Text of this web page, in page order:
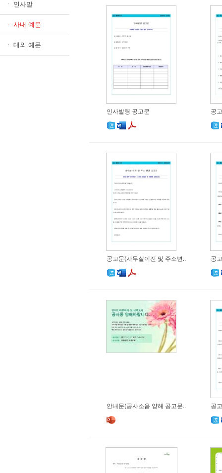
ㆍ 인사말
ㆍ 사내 예문
ㆍ 대외 예문
인사발령 공고문 공
공고문(사무실이전 및 주소변.. 공
안내문(공사소음 양해 공고문.. 공